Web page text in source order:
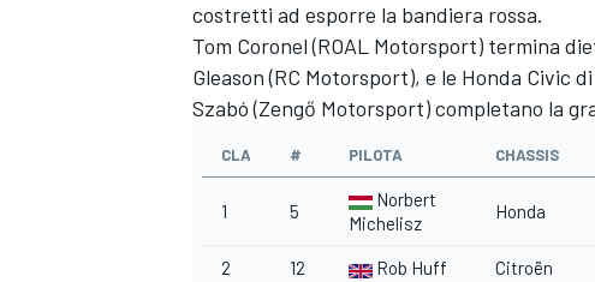
costretti ad esporre la bandiera rossa.
Tom Coronel (ROAL Motorsport) termina
Gleason (RC Motorsport), e le Honda Civic
Szabó (Zengő Motorsport) completano la
CLA # PILOTA CHASSIS
1 5
Norbert
Michelisz
Honda
2 12 Rob Huff Citroën